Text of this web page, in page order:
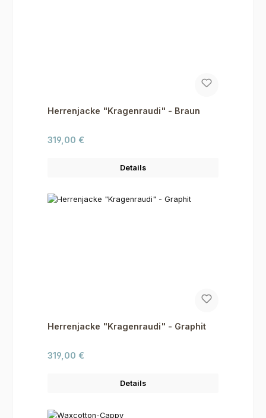
Herrenjacke "Kragenraudi" - Braun
Regulärer Preis:
319,00 €
Details
Herrenjacke "Kragenraudi" - Graphit
Regulärer Preis:
319,00 €
Details